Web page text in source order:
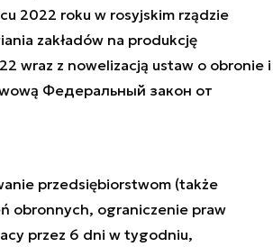
2022 roku w rosyjskim rządzie
zakładów na produkcję
wraz z nowelizacją ustaw o obronie i
Федеральный закон от
przedsiębiorstwom (także
obronnych, ograniczenie praw
przez 6 dni w tygodniu,